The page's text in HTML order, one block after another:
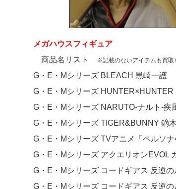
メガハウスフィギュア
商品名リスト
※記載のないアイテムも買取
G・E・Mシリーズ BLEACH 黒崎一護
G・E・Mシリーズ HUNTER×HUNTER
G・E・Mシリーズ NARUTO-ナルト-疾
G・E・Mシリーズ TIGER&BUNNY 鏑
G・E・Mシリーズ TVアニメ「ペルソ
G・E・Mシリーズ アクエリオンEVOL
G・E・Mシリーズ コードギアス 反逆
G・E・Mシリーズ コードギアス 反逆